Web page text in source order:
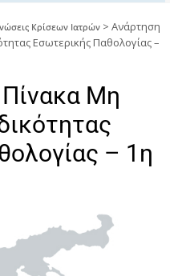
Κρίσεων Ιατρών > Ανάρτηση
Εσωτερικής Παθολογίας –
Μη
– 1η